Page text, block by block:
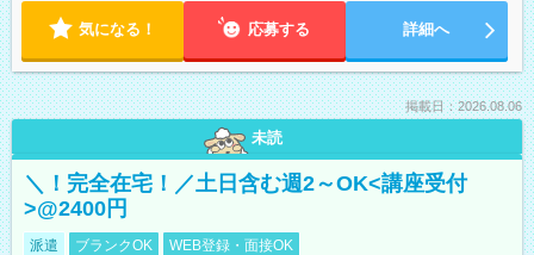
気になる！ 応募する 詳細へ
掲載日：2026.08.06
未読
＼！完全在宅！／土日含む週2～OK<講座受付
>@2400円
派遣 ブランクOK WEB登録・面接OK